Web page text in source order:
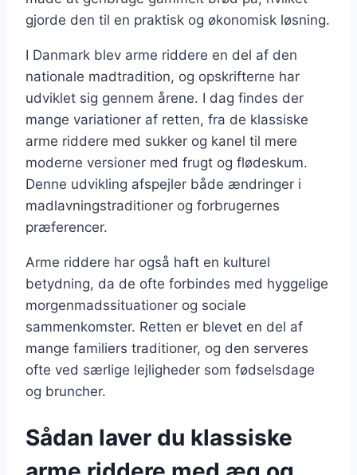
gjorde den til en praktisk og økonomisk løsning.
I Danmark blev arme riddere en del af den
nationale madtradition, og opskrifterne har
udviklet sig gennem årene. I dag findes der
mange variationer af retten, fra de klassiske
arme riddere med sukker og kanel til mere
moderne versioner med frugt og flødeskum.
Denne udvikling afspejler både ændringer i
madlavningstraditioner og forbrugernes
præferencer.
Arme riddere har også haft en kulturel
betydning, da de ofte forbindes med hyggelige
morgenmadssituationer og sociale
sammenkomster. Retten er blevet en del af
mange familiers traditioner, og den serveres
ofte ved særlige lejligheder som fødselsdage
og bruncher.
Sådan laver du klassiske